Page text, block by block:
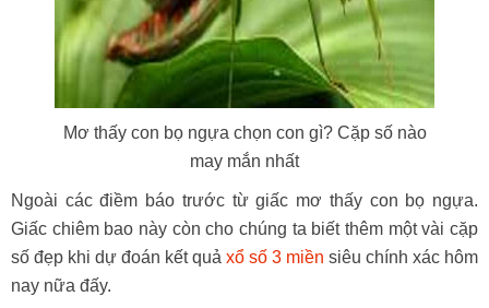
Mơ thấy con bọ ngựa chọn con gì? Cặp số nào
may mắn nhất
Ngoài các điềm báo trước từ giấc mơ thấy con bọ ngựa.
Giấc chiêm bao này còn cho chúng ta biết thêm một vài cặp
số đẹp khi dự đoán kết quả xổ số 3 miền siêu chính xác hôm
nay nữa đấy.